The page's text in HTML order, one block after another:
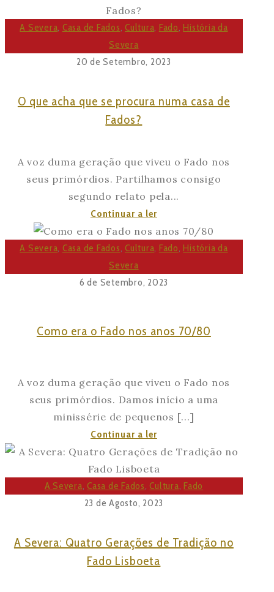
dinamizador
Turismo
A Severa, Casa de Fados,Cultura, Fado,História da
Severa
20 de Setembro, 2023
O que acha que se procura numa casa de
Fados?
A voz duma geração que viveu o Fado nos
seus primórdios. Partilhamos consigo
segundo relato pela...
Continuar a lerO
que
acha
se
casa
A Severa, Casa de Fados,Cultura, Fado,História da
Severa
6 de Setembro, 2023
Como era o Fado nos anos 70/80
A voz duma geração que viveu o Fado nos
seus primórdios. Damos início a uma
minissérie de pequenos [...]
Continuar a lerComo
era
o
Fado
nos
70/80
A Severa,Casa de Fados,Cultura,Fado
23 de Agosto, 2023
A Severa: Quatro Gerações de Tradição no
Fado Lisboeta